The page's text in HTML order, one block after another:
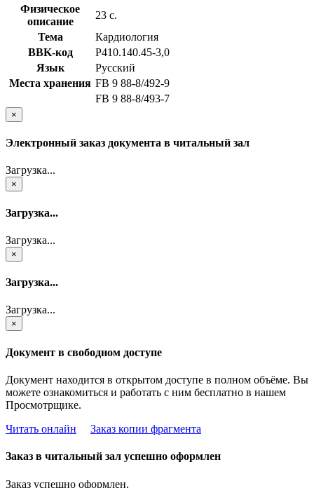
Физическое
описание
23 с.
Тема
Кардиология
BBK-код
Р410.140.45-3,0
Язык
Русский
Места хранения FB 9 88-8/492-9
FB 9 88-8/493-7
×
Электронный заказ документа в читальный зал
Загрузка...
×
Загрузка...
Загрузка...
×
Загрузка...
Загрузка...
×
Документ в свободном доступе
Документ находится в открытом доступе в полном объёме. Вы
можете ознакомиться и работать с ним бесплатно в нашем
Просмотрщике.
Читать онлайн
Заказ копии фрагмента
Заказ в читальный зал успешно оформлен
Заказ успешно оформлен.